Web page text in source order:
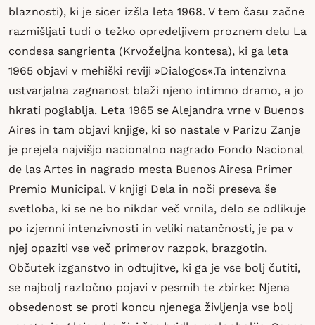
blaznosti), ki je sicer izšla leta 1968. V tem času začne
razmišljati tudi o težko opredeljivem proznem delu La
condesa sangrienta (Krvoželjna kontesa), ki ga leta
1965 objavi v mehiški reviji »Dialogos«.Ta intenzivna
ustvarjalna zagnanost blaži njeno intimno dramo, a jo
hkrati poglablja. Leta 1965 se Alejandra vrne v Buenos
Aires in tam objavi knjige, ki so nastale v Parizu Zanje
je prejela najvišjo nacionalno nagrado Fondo Nacional
de las Artes in nagrado mesta Buenos Airesa Primer
Premio Municipal. V knjigi Dela in noči preseva še
svetloba, ki se ne bo nikdar več vrnila, delo se odlikuje
po izjemni intenzivnosti in veliki natančnosti, je pa v
njej opaziti vse več primerov razpok, brazgotin.
Občutek izganstvo in odtujitve, ki ga je vse bolj čutiti,
se najbolj razločno pojavi v pesmih te zbirke: Njena
obsedenost se proti koncu njenega življenja vse bolj